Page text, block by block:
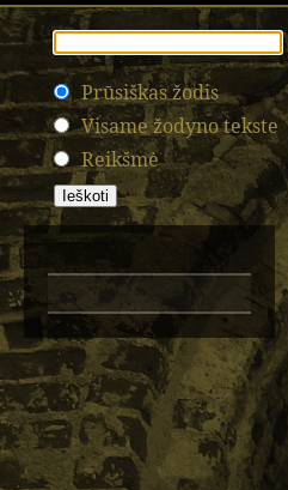
Prūsiškas žodis
Visame žodyno tekste
Reikšmė